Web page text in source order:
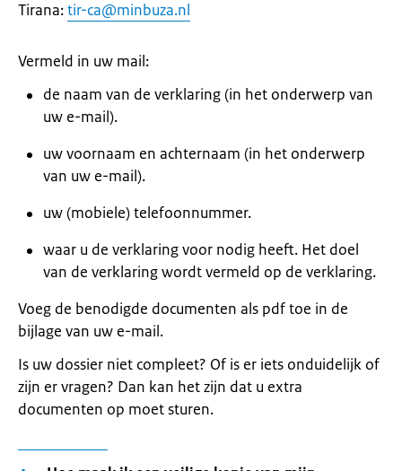
Tirana:tir-ca@minbuza.nl
Vermeld in uw mail:
de naam van de verklaring (in het onderwerp van
uw e-mail).
uw voornaam en achternaam (in het onderwerp
van uw e-mail).
uw (mobiele) telefoonnummer.
waar u de verklaring voor nodig heeft. Het doel
van de verklaring wordt vermeld op de verklaring.
Voeg de benodigde documenten als pdf toe in de
bijlage van uw e-mail.
Is uw dossier niet compleet? Of is er iets onduidelijk of
zijn er vragen? Dan kan het zijn dat u extra
documenten op moet sturen.